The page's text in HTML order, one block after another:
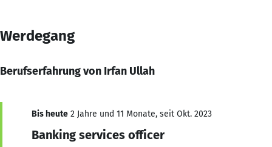
Werdegang
Berufserfahrung von Irfan Ullah
Bis heute 2 Jahre und 11 Monate, seit Okt. 2023
Banking services officer